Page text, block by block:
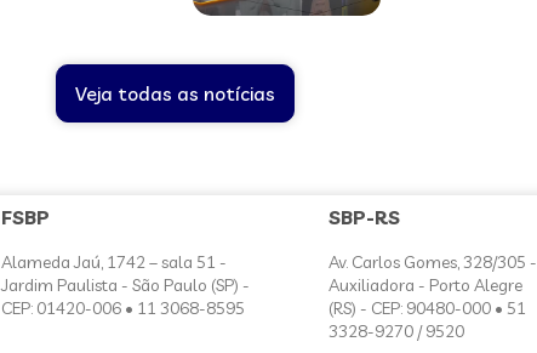
Veja todas as notícias
FSBP
Alameda Jaú, 1742 – sala 51 -
Jardim Paulista - São Paulo (SP) -
CEP: 01420-006 • 11 3068-8595
SBP-RS
Av. Carlos Gomes, 328/305 -
Auxiliadora - Porto Alegre
(RS) - CEP: 90480-000 • 51
3328-9270 / 9520